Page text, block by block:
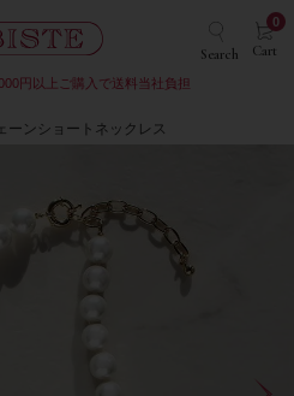
Search Cart
0
円以上ご購入で送料当社負担
ーンショートネックレス